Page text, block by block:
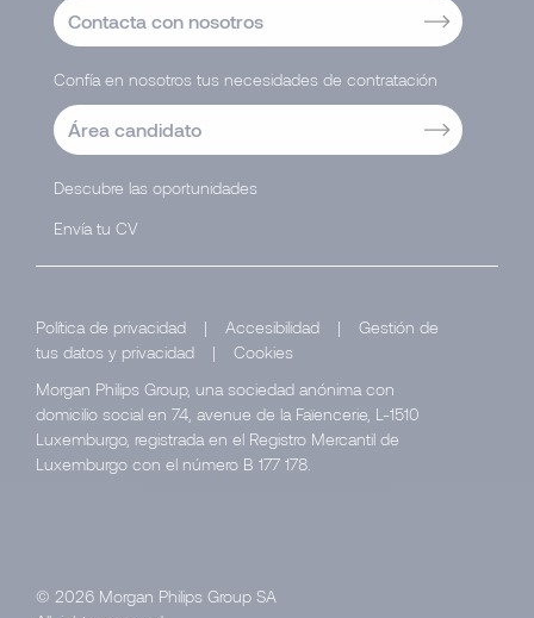
Contacta con nosotros
Confía en nosotros tus necesidades de contratación
Área candidato
Descubre las oportunidades
Envía tu CV
Política de privacidad | Accesibilidad |
Gestión de
tus datos y privacidad
|
Cookies
Morgan Philips Group, una sociedad anónima con
domicilio social en 74, avenue de la Faïencerie, L-1510
Luxemburgo, registrada en el Registro Mercantil de
Luxemburgo con el número B 177 178.
© 2026 Morgan Philips Group SA